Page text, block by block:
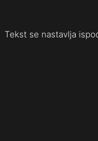
Tekst se nastavlja